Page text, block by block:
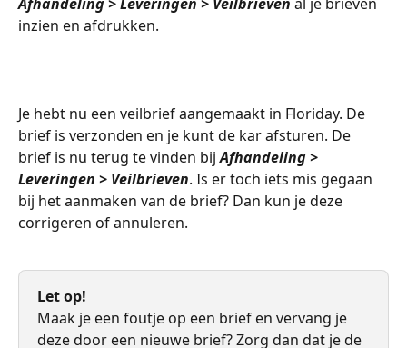
inzien en afdrukken.
Je hebt nu een veilbrief aangemaakt in Floriday. De
brief is verzonden en je kunt de kar afsturen. De
brief is nu terug te vinden bij Afhandeling >
Leveringen > Veilbrieven. Is er toch iets mis gegaan
bij het aanmaken van de brief? Dan kun je deze
corrigeren of annuleren.
Let op!
Maak je een foutje op een brief en vervang je
deze door een nieuwe brief? Zorg dan dat je de